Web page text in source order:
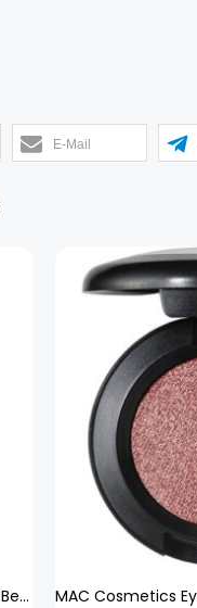
E-Mail
MAC Cosmetics Pigment (rosa 4,5 g) Beauty, Make-up, Augen, Lidschatten